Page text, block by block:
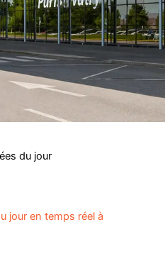
du jour
jour en temps réel à